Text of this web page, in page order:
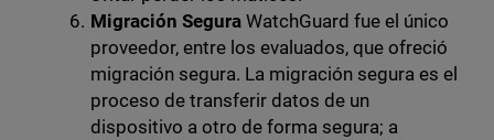
Migración SeguraWatchGuard fue el único
proveedor, entre los evaluados, que ofreció
migración segura. La migración segura es el
proceso de transferir datos de un
dispositivo a otro de forma segura; a